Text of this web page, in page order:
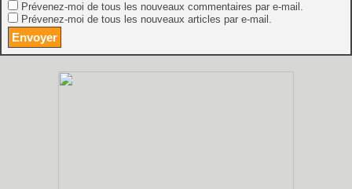
Prévenez-moi de tous les nouveaux commentaires par e-mail.
Prévenez-moi de tous les nouveaux articles par e-mail.